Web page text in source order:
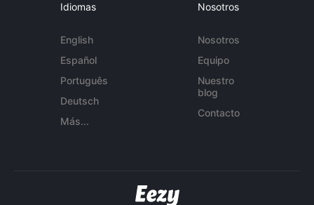
Idiomas
English
Español
Português
Deutsch
Más...
Nosotros
Nosotros
Equipo
Nuestro
blog
Contacto